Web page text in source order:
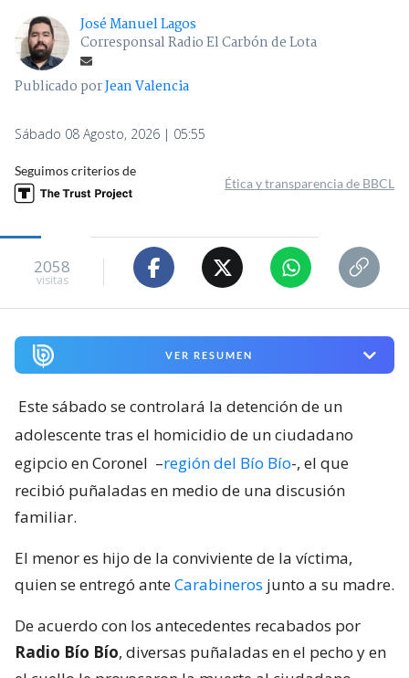
José Manuel Lagos
Corresponsal Radio El Carbón de Lota
Publicado porJean Valencia
Sábado 08 Agosto, 2026 | 05:55
Seguimos criterios de
Ética y transparencia de BBCL
2058
visitas
VER RESUMEN
Este sábado se controlará la detención de un
adolescente tras el homicidio de un ciudadano
egipcio en Coronel –región del Bío Bío-, el que
recibió puñaladas en medio de una discusión
familiar.
El menor es hijo de la conviviente de la víctima,
quien se entregó anteCarabineros junto a su madre.
De acuerdo con los antecedentes recabados por
Radio Bío Bío, diversas puñaladas en el pecho y en